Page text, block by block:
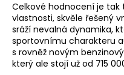
Celkové hodnocení je
vlastnosti, skvěle řešený
sráží nevalná dynamika,
sportovnímu charakteru
s rovněž novým
který ale stojí už od 715